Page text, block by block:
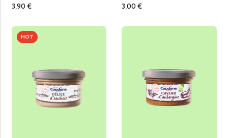
3,90 €
3,00 €
HOT